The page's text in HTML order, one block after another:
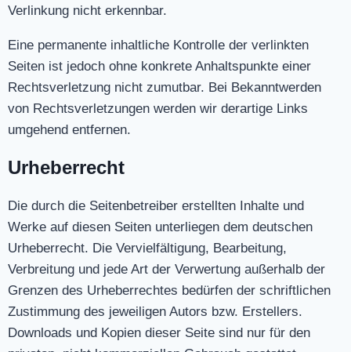
Verlinkung nicht erkennbar.
Eine permanente inhaltliche Kontrolle der verlinkten
Seiten ist jedoch ohne konkrete Anhaltspunkte einer
Rechtsverletzung nicht zumutbar. Bei Bekanntwerden
von Rechtsverletzungen werden wir derartige Links
umgehend entfernen.
Urheberrecht
Die durch die Seitenbetreiber erstellten Inhalte und
Werke auf diesen Seiten unterliegen dem deutschen
Urheberrecht. Die Vervielfältigung, Bearbeitung,
Verbreitung und jede Art der Verwertung außerhalb der
Grenzen des Urheberrechtes bedürfen der schriftlichen
Zustimmung des jeweiligen Autors bzw. Erstellers.
Downloads und Kopien dieser Seite sind nur für den